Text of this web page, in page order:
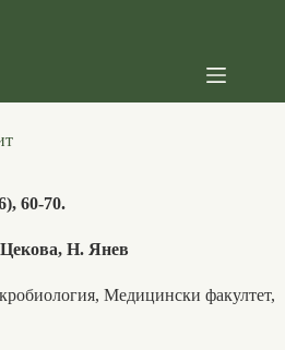
60-70.
Н. Янев
Медицински факултет,